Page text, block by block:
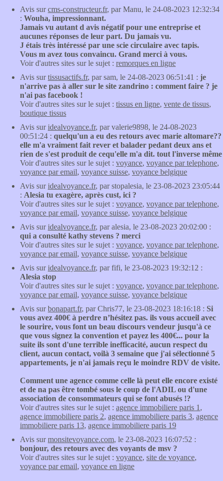
Avis surcms-constructeur.fr, par Manu, le 24-08-2023 12:32:34
: Wouha, impressionnant.
Jamais vu autant d avis négatif pour une entreprise et
aucunes réponses de leur part. Du jamais vu.
J étais très intéressé par une scie circulaire avec tapis.
Vous m avez tous convaincu. Grand merci à vous.
Voir d'autres sites sur le sujet : remorques en ligne
Avis surtissusactifs.fr, par sam, le 24-08-2023 06:51:41 : je
n'arrive pas à aller sur le site zandrino : comment faire ? je
n'ai pas facebook !
Voir d'autres sites sur le sujet : tissus en ligne, vente de tissus,
boutique tissus
Avis suridealvoyance.fr, par valerie9898, le 24-08-2023
00:51:24 : quelqu'un a eu des retours avec marie altomare??
elle m'a vraiment fait rever et balader pedant deux ans et
rien de s'est produit de cequ'elle m'a dit. tout l'inverse même
Voir d'autres sites sur le sujet : voyance, voyance par telephone,
voyance par email, voyance suisse, voyance belgique
Avis suridealvoyance.fr, par stopalesia, le 23-08-2023 23:05:44
: Alesia tu exagère, après cust, ici ?
Voir d'autres sites sur le sujet : voyance, voyance par telephone,
voyance par email, voyance suisse, voyance belgique
Avis suridealvoyance.fr, par alesia, le 23-08-2023 20:02:00 :
qui a consulté kathy stevens ? merci
Voir d'autres sites sur le sujet : voyance, voyance par telephone,
voyance par email, voyance suisse, voyance belgique
Avis suridealvoyance.fr, par fifi, le 23-08-2023 19:32:12 :
Alesia stop
Voir d'autres sites sur le sujet : voyance, voyance par telephone,
voyance par email, voyance suisse, voyance belgique
Avis surbonapart.fr, par Chris77, le 23-08-2023 18:16:18 : Si
vous avez 400€ à perdre n’hésitez pas. ils vous accueil avec
le sourire, vous font un beau discours vendeur jusqu'à ce
que vous signez la convention et payez les 400€... pour la
suite ils sont d'une terrible inefficacité, aucun respect du
client, aucun contact, voilà 3 semaine que j'ai sélectionné 5
appartements, je n'ai jamais reçu le moindre RDV de visite.
Comment une agence comme celle là peut elle encore existé
et de na pas être tombé sous le coup de l'ADIL ou d'une
association de consommateurs qui se font abusés !?
Voir d'autres sites sur le sujet : agence immobiliere paris 1 ,
agence immobiliere paris 2, agence immobiliere paris 3, agence
immobiliere paris 13, agence immobiliere paris 19
Avis surmonsitevoyance.com, le 23-08-2023 16:07:52 :
bonjour, des retours avec des voyants de msv ?
Voir d'autres sites sur le sujet : voyance, site de voyance,
voyance par email, voyance en ligne